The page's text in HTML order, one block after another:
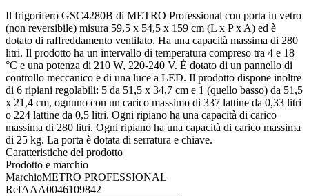
Il frigorifero GSC4280B di METRO Professional con porta in vetro
(non reversibile) misura 59,5 x 54,5 x 159 cm (L x P x A) ed è
dotato di raffreddamento ventilato. Ha una capacità massima di 280
litri. Il prodotto ha un intervallo di temperatura compreso tra 4 e 18
°C e una potenza di 210 W, 220-240 V. È dotato di un pannello di
controllo meccanico e di una luce a LED. Il prodotto dispone inoltre
di 6 ripiani regolabili: 5 da 51,5 x 34,7 cm e 1 (quello basso) da 51,5
x 21,4 cm, ognuno con un carico massimo di 337 lattine da 0,33 litri
o 224 lattine da 0,5 litri. Ogni ripiano ha una capacità di carico
massima di 280 litri. Ogni ripiano ha una capacità di carico massima
di 25 kg. La porta è dotata di serratura e chiave.
Caratteristiche del prodotto
Prodotto e marchio
MarchioMETRO PROFESSIONAL
RefAAA0046109842